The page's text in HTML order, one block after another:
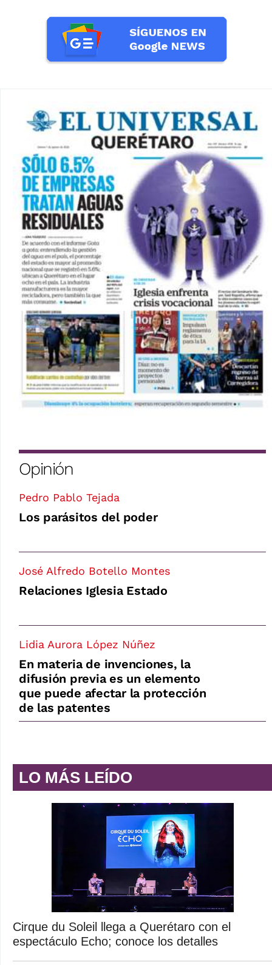
Opinión
Pedro Pablo Tejada
Los parásitos del poder
José Alfredo Botello Montes
Relaciones Iglesia Estado
Lidia Aurora López Núñez
En materia de invenciones, la
difusión previa es un elemento
que puede afectar la protección
de las patentes
LO MÁS LEÍDO
Cirque du Soleil llega a Querétaro con el
espectáculo Echo; conoce los detalles